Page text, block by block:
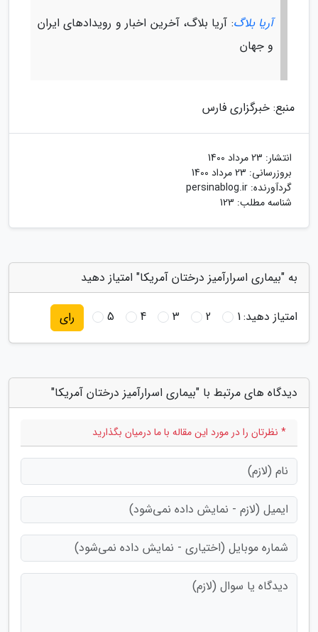
آریا بلاگ: آریا بلاگ، آخرین اخبار و رویدادهای ایران
و جهان
منبع: خبرگزاری فارس
انتشار: 23 مرداد 1400
بروزرسانی: 23 مرداد 1400
گردآورنده: persinablog.ir
شناسه مطلب: 123
به "بیماری اسرارآمیز درختان آمریکا" امتیاز دهید
امتیاز دهید:1
2
3
4
5 رای
دیدگاه های مرتبط با "بیماری اسرارآمیز درختان آمریکا"
* نظرتان را در مورد این مقاله با ما درمیان بگذارید